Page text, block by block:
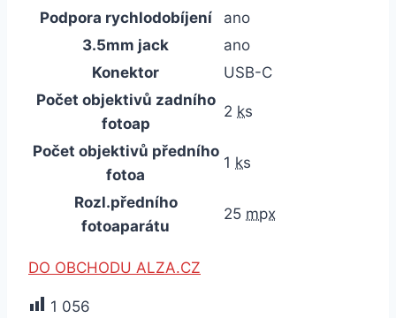
Podpora rychlodobíjení
ano
3.5mm jack
ano
Konektor
USB-C
Počet objektivů zadního
fotoap
2 ks
Počet objektivů předního
fotoa
1 ks
Rozl.předního
fotoaparátu
25 mpx
DO OBCHODU ALZA.CZ
1 056